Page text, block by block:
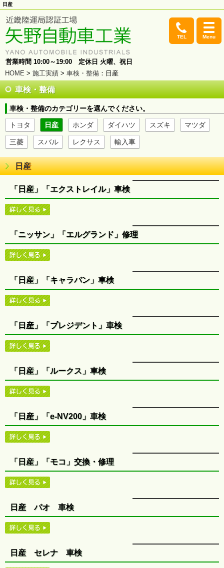
日産
TEL Menu
営業時間 10:00～19:00 定休日 火曜、祝日
HOME > 施工実績 > 車検・整備 ：日産
車検・整備
車検・整備のカテゴリーを選んでください。
トヨタ 日産 ホンダ ダイハツ スズキ マツダ
三菱 スバル レクサス 輸入車
日産
「日産」「エクストレイル」車検
「ニッサン」「エルグランド」修理
「日産」「キャラバン」車検
「日産」「プレジデント」車検
「日産」「ルークス」車検
「日産」「e-NV200」車検
「日産」「モコ」交換・修理
日産 パオ 車検
日産 セレナ 車検